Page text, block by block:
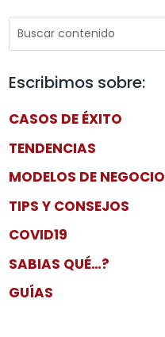
Escribimos sobre:
CASOS DE ÉXITO
TENDENCIAS
MODELOS DE NEGOCIO
TIPS Y CONSEJOS
COVID19
SABIAS QUÉ…?
GUÍAS